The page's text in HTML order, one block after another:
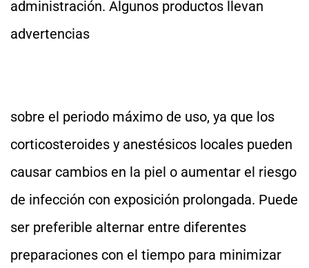
administración. Algunos productos llevan
advertencias
sobre el periodo máximo de uso, ya que los
corticosteroides y anestésicos locales pueden
causar cambios en la piel o aumentar el riesgo
de infección con exposición prolongada. Puede
ser preferible alternar entre diferentes
preparaciones con el tiempo para minimizar